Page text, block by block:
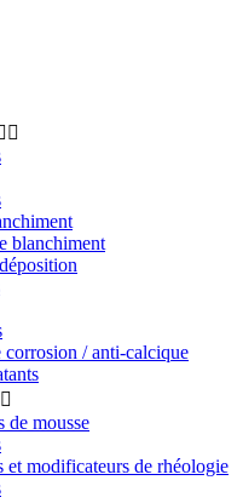

blanchiment
/ anti-calcique

de mousse
et modificateurs de rhéologie